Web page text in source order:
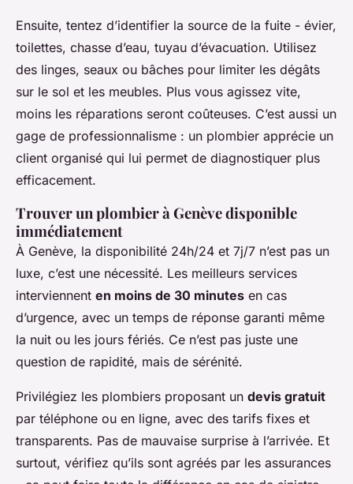
Ensuite, tentez d’identifier la source de la fuite - évier,
toilettes, chasse d’eau, tuyau d’évacuation. Utilisez
des linges, seaux ou bâches pour limiter les dégâts
sur le sol et les meubles. Plus vous agissez vite,
moins les réparations seront coûteuses. C’est aussi un
gage de professionnalisme : un plombier apprécie un
client organisé qui lui permet de diagnostiquer plus
efficacement.
Trouver un plombier à Genève disponible
immédiatement
À Genève, la disponibilité 24h/24 et 7j/7 n’est pas un
luxe, c’est une nécessité. Les meilleurs services
interviennent en moins de 30 minutes en cas
d’urgence, avec un temps de réponse garanti même
la nuit ou les jours fériés. Ce n’est pas juste une
question de rapidité, mais de sérénité.
Privilégiez les plombiers proposant un devis gratuit
par téléphone ou en ligne, avec des tarifs fixes et
transparents. Pas de mauvaise surprise à l’arrivée. Et
surtout, vérifiez qu’ils sont agréés par les assurances